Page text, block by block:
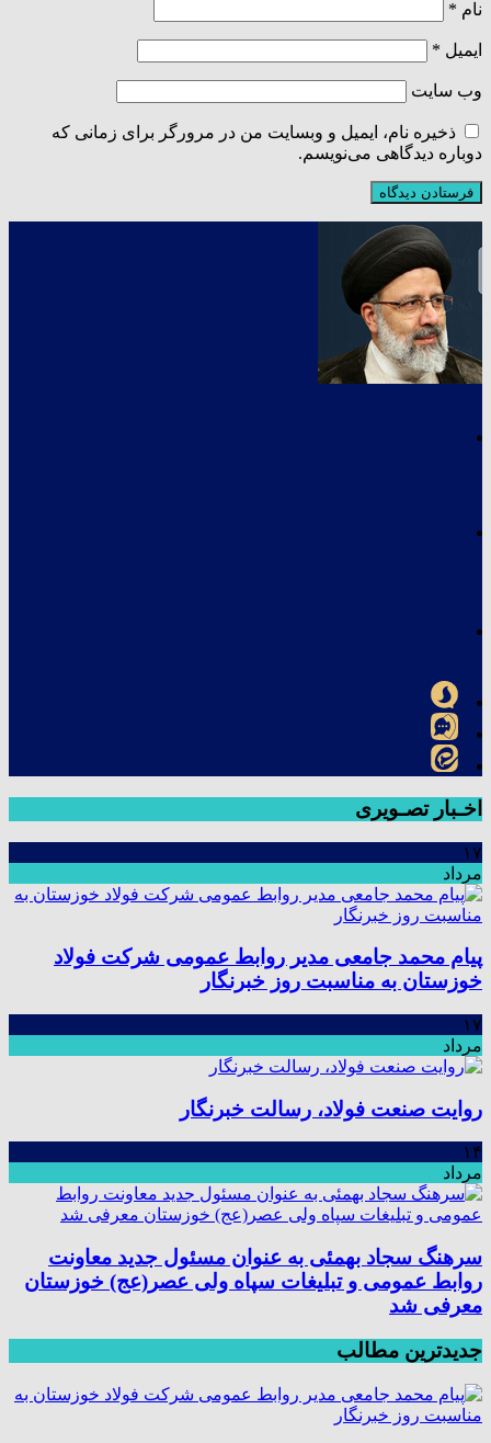
نام *
ایمیل *
وب‌ سایت
ذخیره نام، ایمیل و وبسایت من در مرورگر برای زمانی که
دوباره دیدگاهی می‌نویسم.
اخـبار تصـویری
۱۷
مرداد
پیام محمد جامعی مدیر روابط عمومی شرکت فولاد
خوزستان به مناسبت روز خبرنگار
۱۷
مرداد
روایت صنعت فولاد،‌ رسالت خبرنگار
۱۴
مرداد
سرهنگ سجاد بهمئی به عنوان مسئول جدید معاونت
روابط عمومی و تبلیغات سپاه ولی عصر(عج) خوزستان
معرفی شد
جدیدترین مطالب